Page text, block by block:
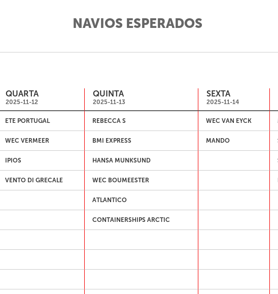
NAVIOS ESPERADOS
QUARTA
2025-11-12
QUINTA
2025-11-13
SEXTA
2025-11-14
ETE PORTUGAL REBECCA S WEC VAN EYCK
WEC VERMEER BMI EXPRESS MANDO
IPIOS HANSA MUNKSUND
VENTO DI GRECALE WEC BOUMEESTER
ATLANTICO
CONTAINERSHIPS ARCTIC